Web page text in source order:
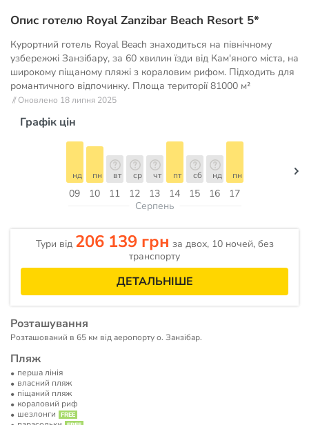
Опис готелю Royal Zanzibar Beach Resort 5*
Курортний готель Royal Beach знаходиться на північному
узбережжі Занзібару, за 60 хвилин їзди від Кам'яного міста, на
широкому піщаному пляжі з кораловим рифом. Підходить для
романтичного відпочинку. Площа території81000 м²
// Оновлено 18 липня 2025
Графік цін
09
нд
10
пн
11
вт
12
ср
13
чт
14
пт
15
сб
16
нд
17
пн
Серпень
Тури від 206 139 грн за двох, 10 ночей, без
транспорту
ДЕТАЛЬНІШЕ
Розташування
Розташований в 65 км від аеропорту о. Занзібар.
Пляж
перша лінія
власний пляж
піщаний пляж
кораловий риф
шезлонги